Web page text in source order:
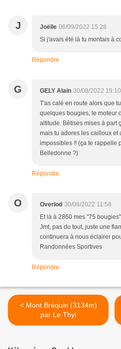
J Joëlle 06/09/2022 15:28
Si j'avais été là tu montais à
Répondre
G GELY Alain 30/08/2022 19:10
T'as calé en route alors que
quelques bougies, le moteur
altitude. Bêtises mises à part
mais tu adores les cailloux et
impossibles !! (ça te rappelle
Belledonne ?)
Répondre
O Overlod 30/08/2022 11:58
Et là à 2860 mes "75
Jmt, pas du tout, juste une
continuera à nous éclairer
Randonnées Sportives
Répondre
< Mont Bréquin (3134m)
par Le Thyl